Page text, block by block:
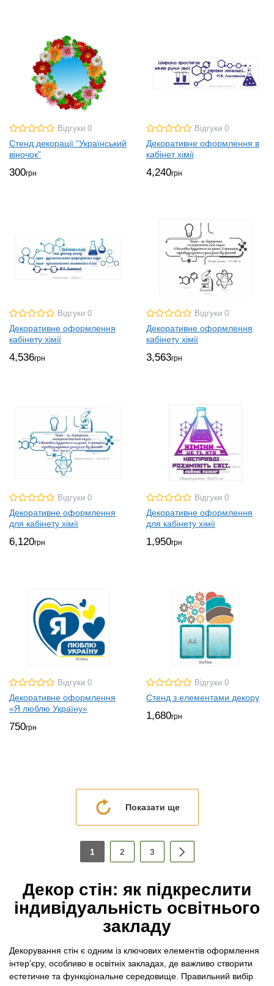
Відгуки 0
Стенд декорації “Український
віночок”
300грн
Відгуки 0
Декоративне оформлення в
кабінет хімії
4,240грн
Відгуки 0
Декоративне оформлення
кабінету хімії
4,536грн
Відгуки 0
Декоративне оформлення
кабінету хімії
3,563грн
Відгуки 0
Декоративне оформлення
для кабінету хімії
6,120грн
Відгуки 0
Декоративне оформлення
для кабінету хімії
1,950грн
Відгуки 0
Декоративне оформлення
«Я люблю Україну»
750грн
Відгуки 0
Стенд з елементами декору
1,680грн
Показати ще
1 2 3
Декор стін: як підкреслити
індивідуальність освітнього
закладу
Декорування стін є одним із ключових елементів оформлення
інтер’єру, особливо в освітніх закладах, де важливо створити
естетичне та функціональне середовище. Правильний вибір